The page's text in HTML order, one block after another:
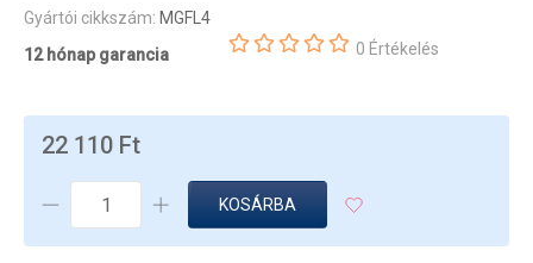
Gyártói cikkszám: MGFL4
12 hónap garancia
0 Értékelés
22 110 Ft
KOSÁRBA